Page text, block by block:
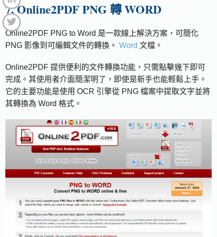
7. Online2PDF PNG 轉 WORD
Online2PDF PNG to Word 是一款線上解決方案，可簡化
PNG 影像到可編輯文件的轉換。Word 文檔。
Online2PDF 提供便利的文件轉換功能，只需點擊幾下即可
完成。其使用者介面簡潔明了，即使是新手也能輕鬆上手。
它的主要功能是使用 OCR 引擎從 PNG 檔案中提取文字並將
其轉換為 Word 格式。